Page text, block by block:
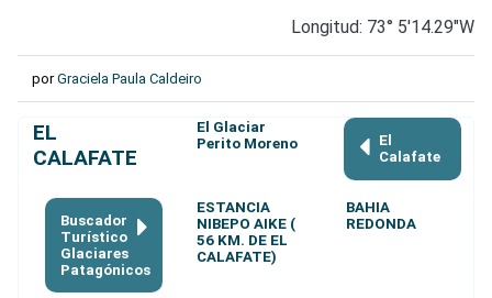
Longitud: 73° 5'14.29"W
porGraciela Paula Caldeiro
EL
CALAFATE
El Glaciar
Perito Moreno
El
Calafate
Buscador
Turístico
Glaciares
Patagónicos
ESTANCIA
NIBEPO AIKE (
56 KM. DE EL
CALAFATE)
BAHIA
REDONDA